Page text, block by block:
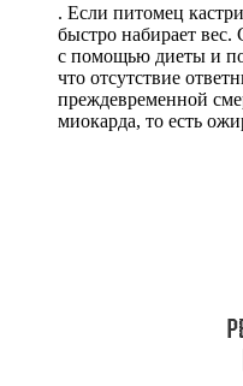
. Если питомец
быстро набирает вес.
с помощью диеты и
что отсутствие
преждевременной
миокарда, то есть